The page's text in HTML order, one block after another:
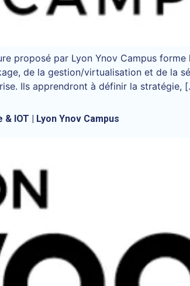
proposé par Lyon Ynov Campus
de la gestion/virtualisation et de la
Ils apprendront à définir la stratégie,
IOT | Lyon Ynov Campus